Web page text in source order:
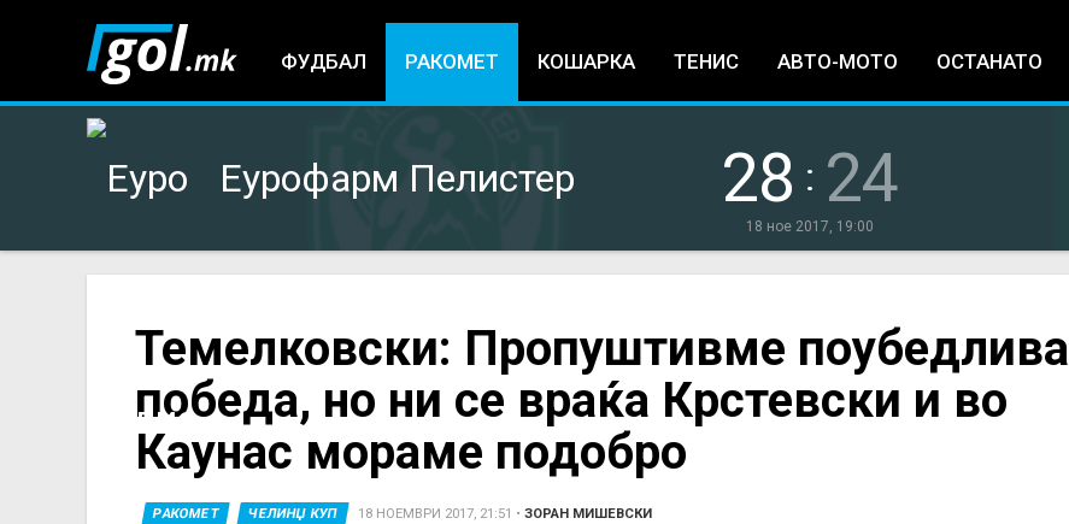
ФУДБАЛ РАКОМЕТ КОШАРКА ТЕНИС АВТО-МОТО ОСТАНАТО
Еурофарм Пелистер 28 : 24
18 ное 2017, 19:00
YouТемелковски: Пропуштивме поубедлива
победа, но ни се враќа Крстевски и во
Каунас мораме подобро
РАКОМЕТ ЧЕЛИНЏ КУП 18 НОЕМВРИ 2017, 21:51 • ЗОРАН МИШЕВСКИ